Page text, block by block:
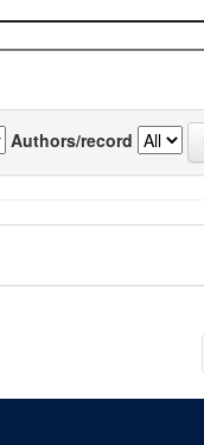
Authors/record